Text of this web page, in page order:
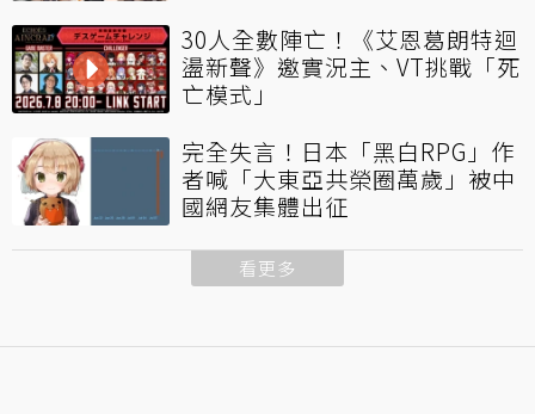
30人全數陣亡！《艾恩葛朗特迴
盪新聲》邀實況主、VT挑戰「死
亡模式」
完全失言！日本「黑白RPG」作
者喊「大東亞共榮圈萬歲」被中
國網友集體出征
看更多